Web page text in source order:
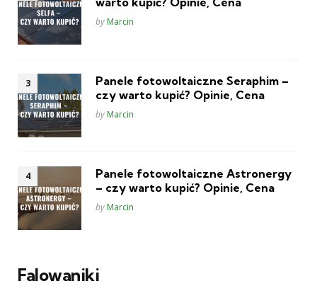
Posted
by Marcin
Panele fotowoltaiczne Seraphim –
czy warto kupić? Opinie, Cena
Posted
by Marcin
Panele fotowoltaiczne Astronergy
– czy warto kupić? Opinie, Cena
Posted
by Marcin
Falowaniki